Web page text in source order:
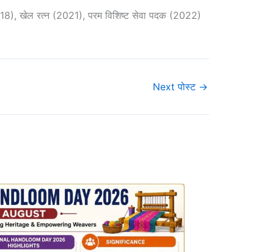
खेल रत्न (2021), परम विशिष्ट सेवा पदक (2022)
Next पोस्ट →